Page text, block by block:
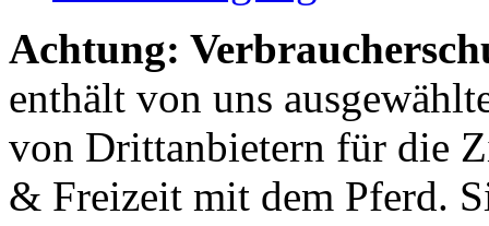
Achtung:
enthält von uns
von Drittanbietern für die
& Freizeit mit dem Pferd.